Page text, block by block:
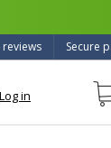
Secure
Log in